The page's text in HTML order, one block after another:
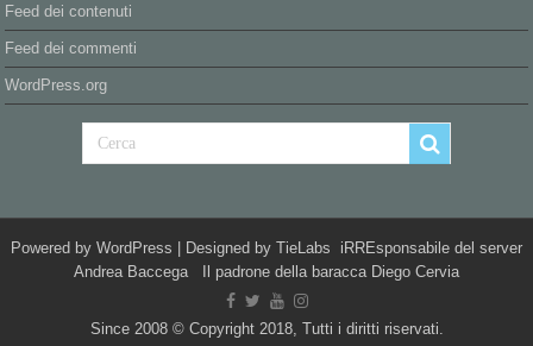
Feed dei contenuti
Feed dei commenti
WordPress.org
Powered by WordPress | Designed by TieLabs iRREsponsabile del server
Andrea Baccega Il padrone della baracca Diego Cervia
Since 2008 © Copyright 2018, Tutti i diritti riservati.